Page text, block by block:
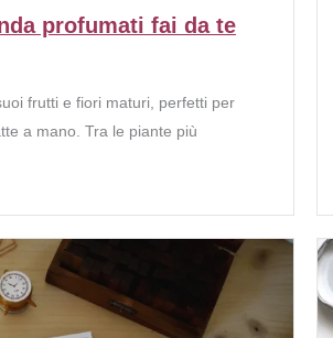
profumati fai da te
frutti e fiori maturi, perfetti per
a mano. Tra le piante più